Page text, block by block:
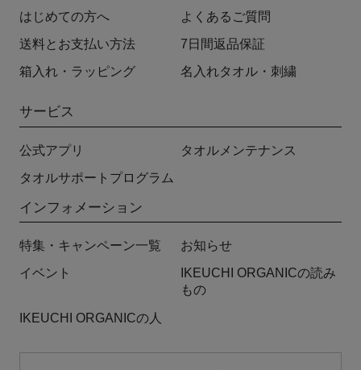
はじめての方へ よくあるご質問
送料とお支払い方法 7日間返品保証
箱入れ・ラッピング 名入れタオル・刺繍
サービス
公式アプリ タオルメンテナンス
タオルサポートプログラム
インフォメーション
特集・キャンペーン一覧 お知らせ
イベント
IKEUCHI ORGANICの読み
もの
IKEUCHI ORGANICの人